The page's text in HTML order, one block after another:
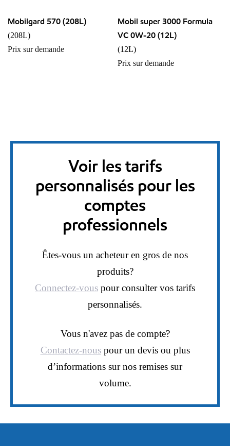
Mobilgard 570 (208L)
(208L)
Prix sur demande
Mobil super 3000 Formula
VC 0W-20 (12L)
(12L)
Prix sur demande
Voir les tarifs
personnalisés pour les
comptes
professionnels
Êtes-vous un acheteur en gros de nos
produits?
Connectez-vous pour consulter vos tarifs
personnalisés.
Vous n'avez pas de compte?
Contactez-nouspour un devis ou plus
d’informations sur nos remises sur
volume.